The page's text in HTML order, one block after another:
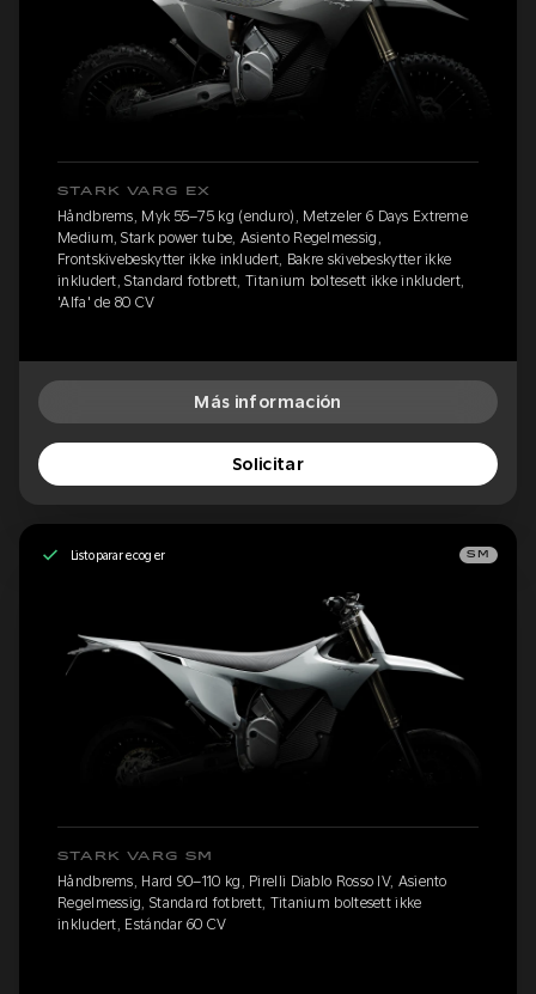
STARK VARG EX
Håndbrems, Myk 55–75 kg (enduro), Metzeler 6 Days Extreme
Medium, Stark power tube, Asiento Regelmessig,
Frontskivebeskytter ikke inkludert, Bakre skivebeskytter ikke
inkludert, Standard fotbrett, Titanium boltesett ikke inkludert,
'Alfa' de 80 CV
Más información
Solicitar
Listo para recoger SM
STARK VARG SM
Håndbrems, Hard 90–110 kg, Pirelli Diablo Rosso IV, Asiento
Regelmessig, Standard fotbrett, Titanium boltesett ikke
inkludert, Estándar 60 CV